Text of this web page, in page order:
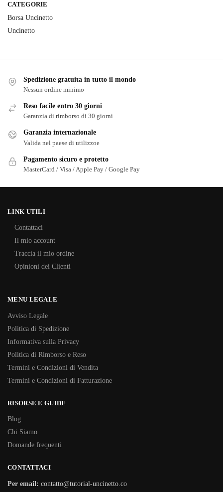
CATEGORIE
Borsa Uncinetto
Uncinetto
Spedizione gratuita in tutto il mondo
Nessun ordine minimo
Reso facile entro 30 giorni
Garanzia di rimborso di 30 giorni
Garanzia internazionale
Valida nel paese di utilizzoe
Pagamento sicuro e protetto
MasterCard / Visa / Apple Pay / Google Pay
LINK UTILI
Contattaci
Il mio account
Traccia il mio ordine
Opinioni dei Clienti
MENU LEGALE
Avviso Legale
Politica di Spedizione
Informativa sulla Privacy
Politica di Rimborso e Reso
Termini e Condizioni di Vendita
Termini e Condizioni di Fatturazione
RISORSE E GUIDE
Blog
Chi Siamo
Domande frequenti
CONTATTACI
Per email: contatto@tutorial-uncinetto.co